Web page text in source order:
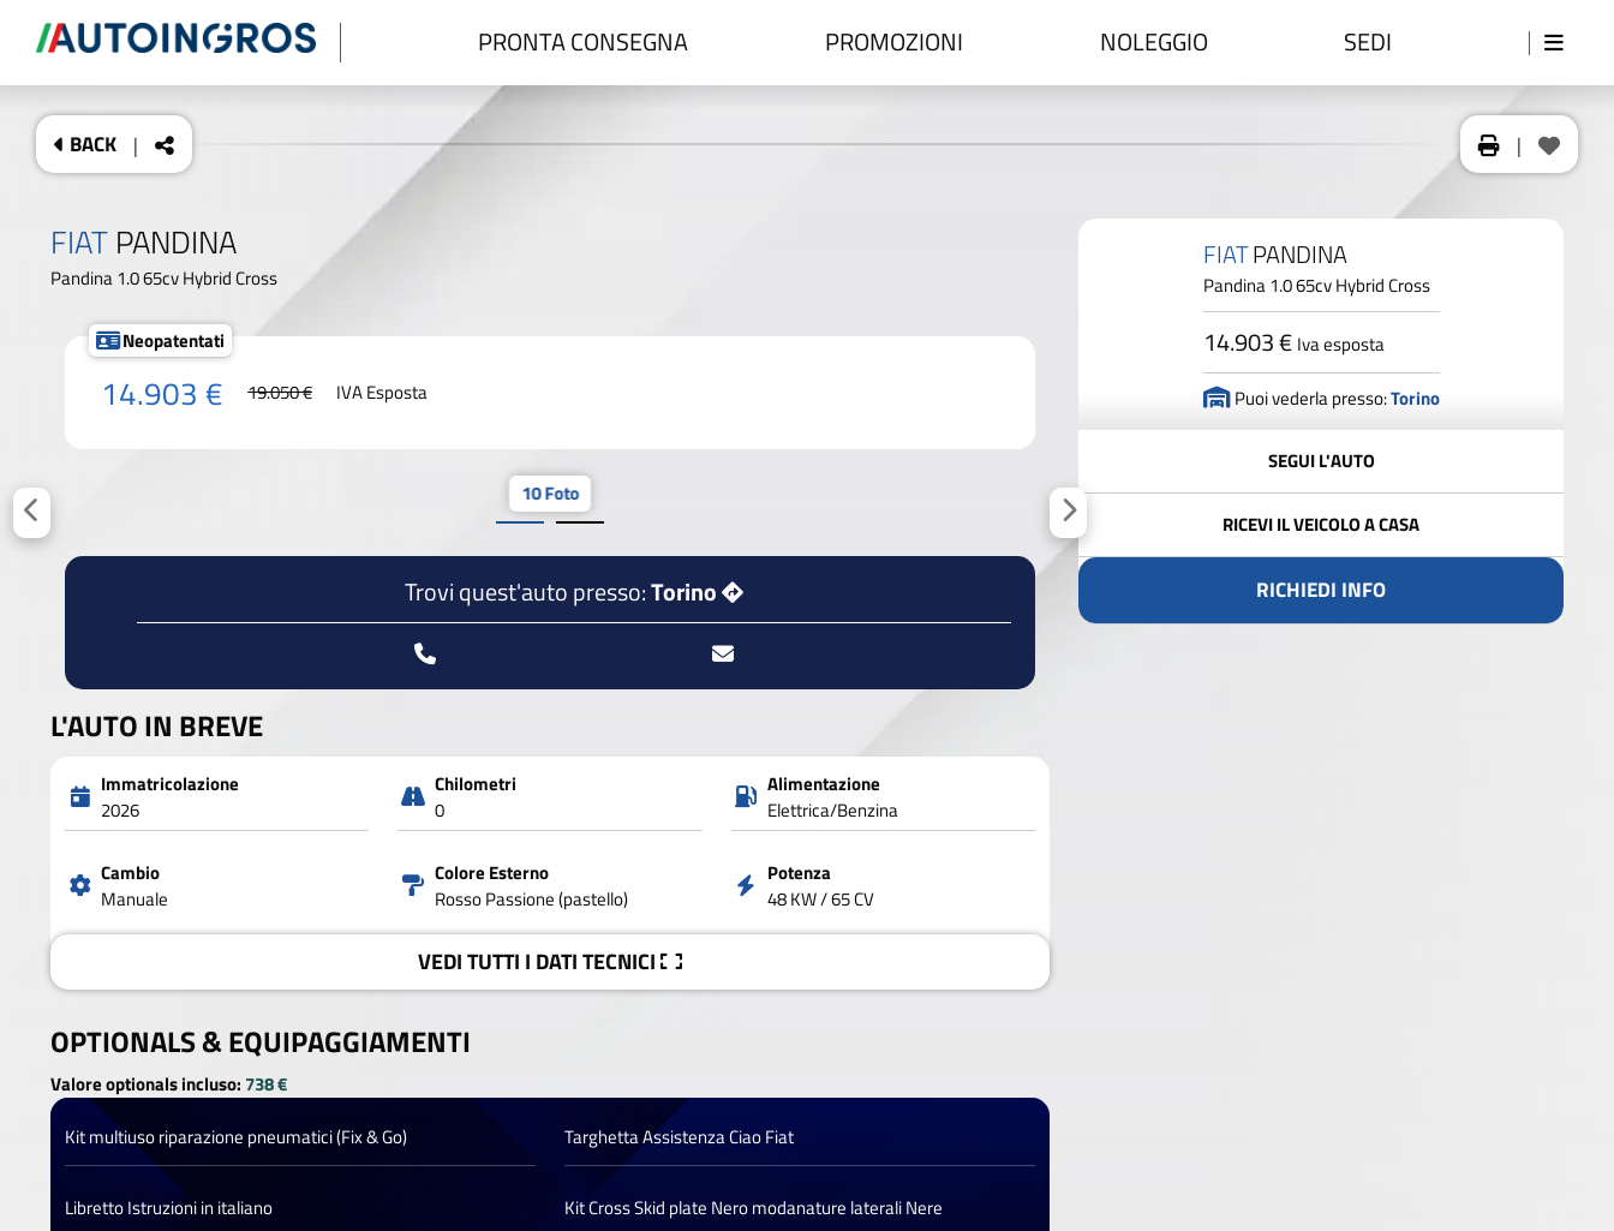
PRONTA CONSEGNA PROMOZIONI NOLEGGIO SEDI
BACK | |
FIAT PANDINA
Pandina 1.0 65cv Hybrid Cross
Neopatentati
14.903 € 19.050 € IVA Esposta
10 Foto
Trovi quest'auto presso:Torino
L'AUTO IN BREVE
Immatricolazione
2026
Chilometri
0
Alimentazione
Elettrica/Benzina
Cambio
Manuale
Colore Esterno
Rosso Passione (pastello)
Potenza
48 KW / 65 CV
VEDITUTTI I DATITECNICI
OPTIONALS &EQUIPAGGIAMENTI
Valore optionals incluso: 738 €
Kit multiuso riparazione pneumatici (Fix & Go)
Targhetta Assistenza Ciao Fiat
Libretto Istruzioni in italiano Kit Cross Skid plate Nero modanature laterali Nere
FIATPANDINA
Pandina 1.0 65cv Hybrid Cross
14.903 € Iva esposta
Puoi vederla presso:Torino
SEGUI L'AUTO
RICEVI IL VEICOLO A CASA
RICHIEDI INFO